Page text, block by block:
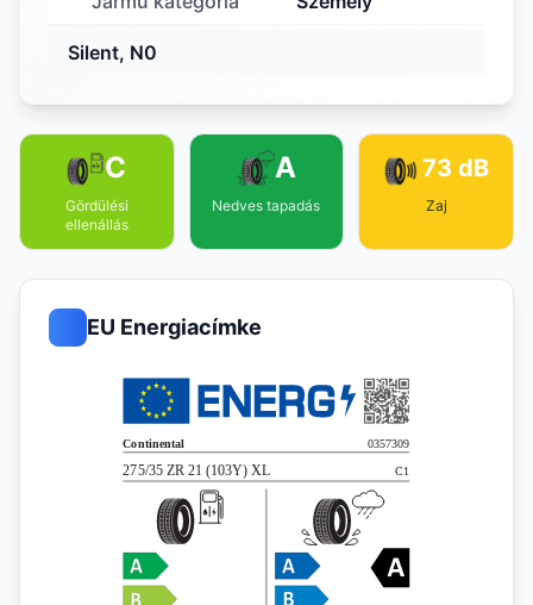
Silent, N0
C
Gördülési
ellenállás
A
Nedves tapadás
73 dB
Zaj
EU Energiacímke